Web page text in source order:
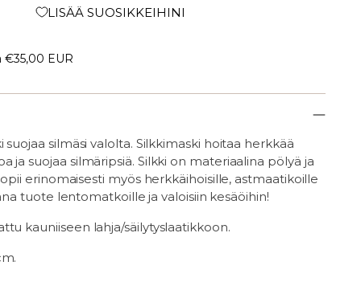
LISÄÄ SUOSIKKEIHINI
€35,00 EUR
suojaa silmäsi valolta. Silkkimaski hoitaa herkkää
ja suojaa silmäripsiä. Silkki on materiaalina pölyä ja
erinomaisesti myös herkkäihoisille, astmaatikoille
tuote lentomatkoille ja valoisiin kesäöihin!
kauniiseen lahja/säilytyslaatikkoon.